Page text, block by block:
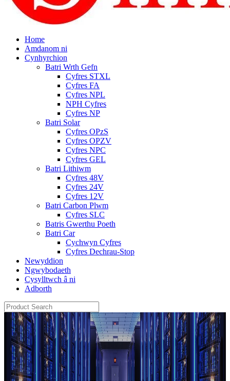
Home
Amdanom ni
Cynhyrchion
Batri Wrth Gefn
Cyfres STXL
Cyfres FA
Cyfres NPL
NPH Cyfres
Cyfres NP
Batri Solar
Cyfres OPzS
Cyfres OPZV
Cyfres NPC
Cyfres GEL
Batri Lithiwm
Cyfres 48V
Cyfres 24V
Cyfres 12V
Batri Carbon Plwm
Cyfres SLC
Batris Gwerthu Poeth
Batri Car
Cychwyn Cyfres
Cyfres Dechrau-Stop
Newyddion
Ngwybodaeth
Cysylltwch â ni
Adborth